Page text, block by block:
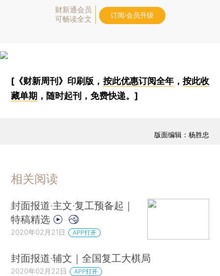
财新通会员
可畅读全文
订阅/会员升级
[《财新周刊》印刷版， 按此优惠订阅全年， 按此收
藏单期 ，随时起刊，免费快递。]
版面编辑：杨胜忠
相关阅读
封面报道·主文·复工预备起｜
特稿精选
2020年02月21日 APP打开
封面报道·辅文｜全国复工大棋局
2020年02月22日 APP打开